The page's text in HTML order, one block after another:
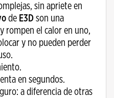
sin apriete en
de E3D son una
rompen el calor en uno,
y no pueden perder
en segundos.
a diferencia de otras